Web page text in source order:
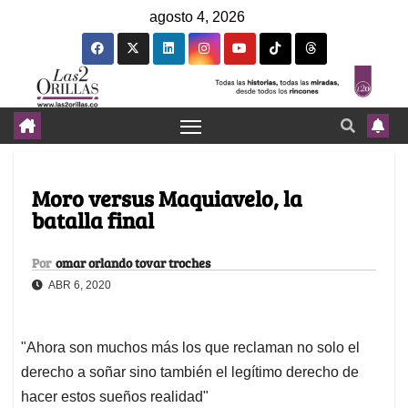
agosto 4, 2026
Moro versus Maquiavelo, la
batalla final
Por omar orlando tovar troches
ABR 6, 2020
"Ahora son muchos más los que reclaman no solo el
derecho a soñar sino también el legítimo derecho de
hacer estos sueños realidad"